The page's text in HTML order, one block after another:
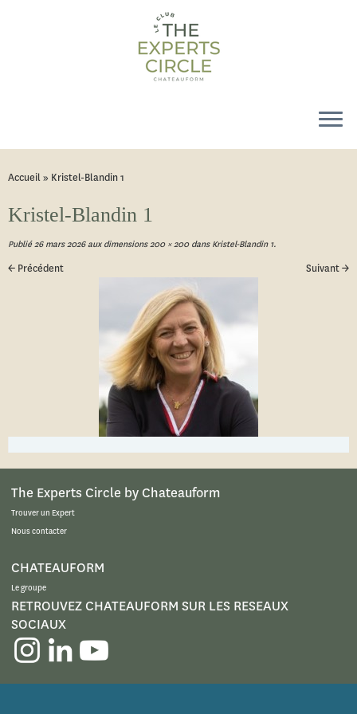
Accueil» Kristel-Blandin 1
Kristel-Blandin 1
Publié 26 mars 2026aux dimensions200 × 200dansKristel-Blandin 1.
← Précédent Suivant →
The Experts Circle by Chateauform
Trouver un Expert
Nous contacter
CHATEAUFORM
Le groupe
RETROUVEZ CHATEAUFORM SUR LES RESEAUX
SOCIAUX